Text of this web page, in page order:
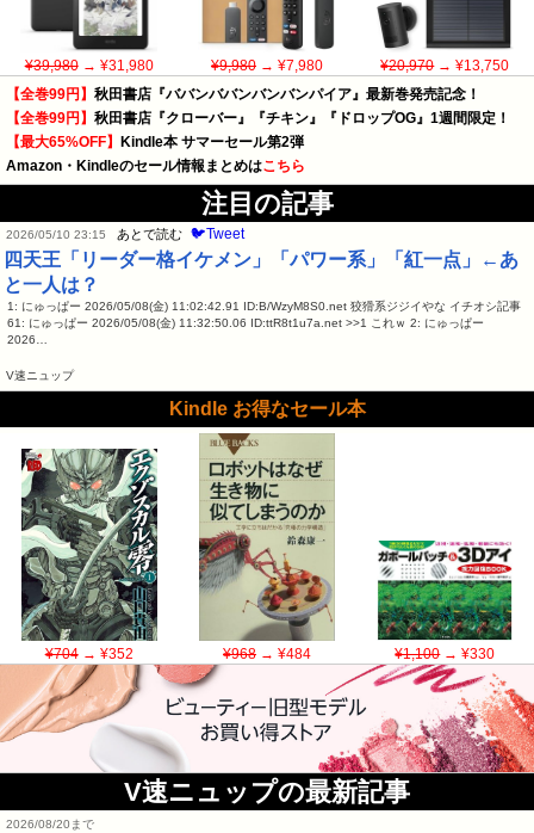
¥39,980→ ¥31,980 ¥9,980→ ¥7,980 ¥20,970→ ¥13,750
【全巻99円】 秋田書店『ババンババンバンバンパイア』最新巻発売記念！
【全巻99円】 秋田書店『クローバー』『チキン』『ドロップOG』1週間限定！
【最大65%OFF】 Kindle本 サマーセール第2弾
Amazon・Kindleのセール情報まとめはこちら
注目の記事
2026/05/10 23:15 あとで読む 🐦Tweet
四天王「リーダー格イケメン」「パワー系」「紅一点」←あ
と一人は？
1: にゅっぱー 2026/05/08(金) 11:02:42.91 ID:B/WzyM8S0.net 狡猾系ジジイやな イチオシ記事
61: にゅっぱー 2026/05/08(金) 11:32:50.06 ID:ttR8t1u7a.net >>1 これｗ 2: にゅっぱー
2026…
V速ニュップ
Kindle お得なセール本
¥704→ ¥352 ¥968→ ¥484 ¥1,100→ ¥330
V速ニュップの最新記事
2026/08/20まで